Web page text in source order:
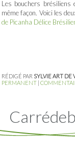
Les bouchers
même façon. Voici les
de Picanha Délice
RÉDIGÉ PAR SYLVIE ART DE
PERMANENT